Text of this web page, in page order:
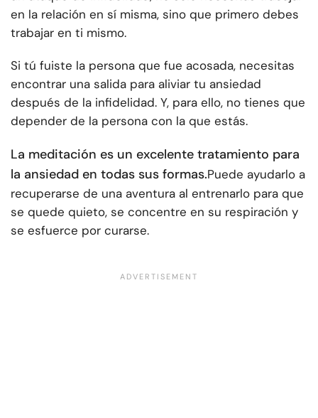
en la relación en sí misma, sino que primero debes
trabajar en ti mismo.
Si tú fuiste la persona que fue acosada, necesitas
encontrar una salida para aliviar tu ansiedad
después de la infidelidad. Y, para ello, no tienes que
depender de la persona con la que estás.
La meditación es un excelente tratamiento para
la ansiedad en todas sus formas.Puede ayudarlo a
recuperarse de una aventura al entrenarlo para que
se quede quieto, se concentre en su respiración y
se esfuerce por curarse.